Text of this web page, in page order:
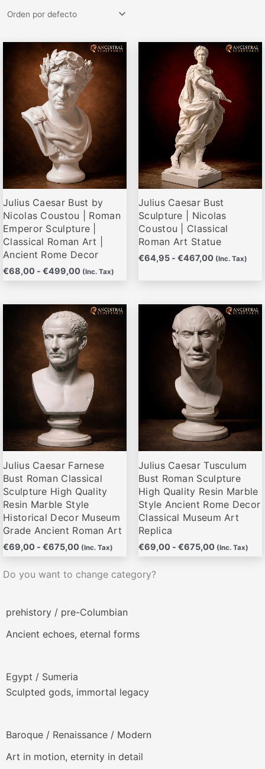
Julius Caesar Bust by
Nicolas Coustou | Roman
Emperor Sculpture |
Classical Roman Art |
Ancient Rome Decor
€68,00 - €499,00
Rango
de
precios:
desde
€68,00
€499,00
(Inc. Tax)
producto
tiene
variantes.
opciones
pueden
elegir
en
la
página
de
producto
Julius Caesar Bust
Sculpture | Nicolas
Coustou | Classical
Roman Art Statue
€64,95 - €467,00
Rango
desde
€64,95
hasta
€467,00
(Inc. Tax)
producto
variantes.
opciones
pueden
elegir
en
la
página
producto
Julius Caesar Farnese
Bust Roman Classical
Sculpture High Quality
Resin Marble Style
Historical Decor Museum
Grade Ancient Roman Art
€69,00 - €675,00
Rango
de
precios:
desde
€69,00
hasta
€675,00
(Inc. Tax)
producto
variantes.
opciones
pueden
elegir
en
la
página
de
producto
Julius Caesar Tusculum
Bust Roman Sculpture
High Quality Resin Marble
Style Ancient Rome Decor
Classical Museum Art
Replica
€69,00 - €675,00
Rango
de
precios:
desde
€69,00
(Inc. Tax)
producto
variantes.
pueden
elegir
en
la
página
de
producto
Do you want to change category?
prehistory / pre-Columbian
Ancient echoes, eternal forms
Egypt / Sumeria
Sculpted gods, immortal legacy
Baroque / Renaissance / Modern
Art in motion, eternity in detail